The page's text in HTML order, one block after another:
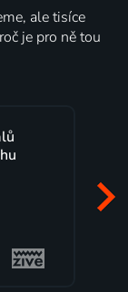
ale tisíce
je pro ně tou
s
výběr
na